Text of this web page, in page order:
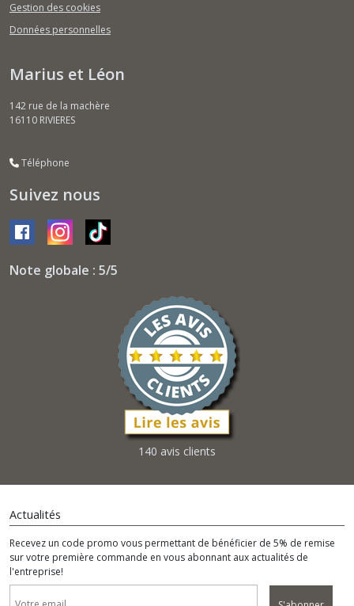
Gestion des cookies
Données personnelles
Marius et Léon
142 rue de la machère
16110 RIVIERES
Téléphone
Suivez nous
Note globale : 5/5
140 avis clients
Actualités
Recevez un code promo vous permettant de bénéficier de 5% de remise
sur votre première commande en vous abonnant aux actualités de
l'entreprise!